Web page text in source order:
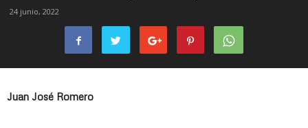
24 junio, 2022
Juan José Romero